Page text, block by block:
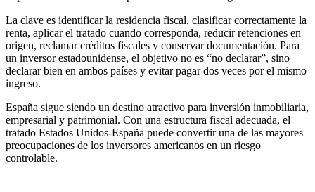
La clave es identificar la residencia fiscal, clasificar correctamente la
renta, aplicar el tratado cuando corresponda, reducir retenciones en
origen, reclamar créditos fiscales y conservar documentación. Para
un inversor estadounidense, el objetivo no es “no declarar”, sino
declarar bien en ambos países y evitar pagar dos veces por el mismo
ingreso.
España sigue siendo un destino atractivo para inversión inmobiliaria,
empresarial y patrimonial. Con una estructura fiscal adecuada, el
tratado Estados Unidos-España puede convertir una de las mayores
preocupaciones de los inversores americanos en un riesgo
controlable.